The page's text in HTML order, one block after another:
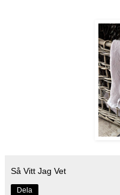
Så Vitt Jag Vet
Dela